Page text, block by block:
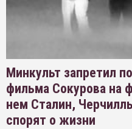
Минкульт запретил
фильма Сокурова на
нем Сталин,
спорят о жизни